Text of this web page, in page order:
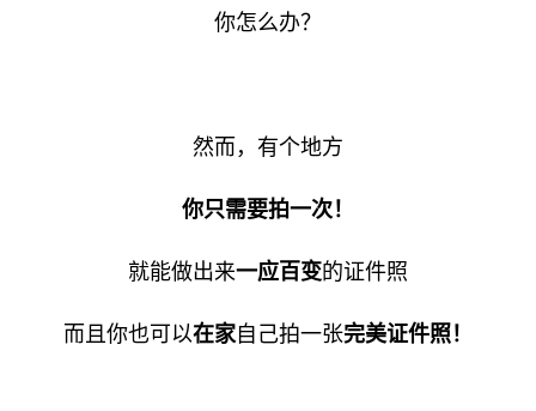
你怎么办？
然而，有个地方
你只需要拍一次！
就能做出来一应百变的证件照
而且你也可以在家自己拍一张完美证件照！